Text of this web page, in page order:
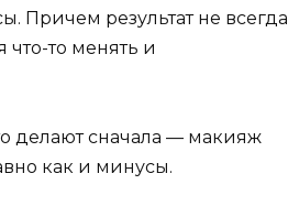
Причем результат не всегда
то менять и
делают сначала — макияж
как и минусы.